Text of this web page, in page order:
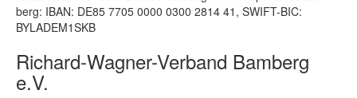
berg: IBAN: DE85 7705 0000 0300 2814 41, SWIFT-BIC:
BYLADEM1SKB
Richard-Wagner-Verband Bamberg
e.V.